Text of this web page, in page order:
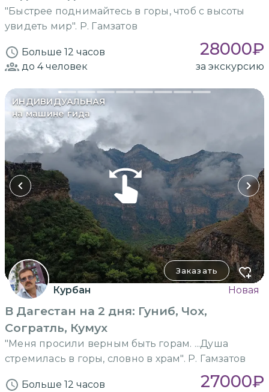
"Быстрее поднимайтесь в горы, чтоб с высоты
увидеть мир". Р. Гамзатов
Больше 12 часов 28000₽
до 4человек за экскурсию
ИНДИВИДУАЛЬНАЯ
на машине гида
Заказать
Курбан Новая
В Дагестан на 2 дня: Гуниб, Чох,
Согратль, Кумух
"Меня просили верным быть горам. ...Душа
стремилась в горы, словно в храм". Р. Гамзатов
Больше 12 часов 27000₽